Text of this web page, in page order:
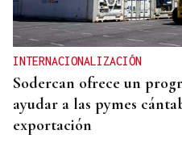
INTERNACIONALIZACIÓN
Sodercan ofrece un
ayudar a las pymes
exportación